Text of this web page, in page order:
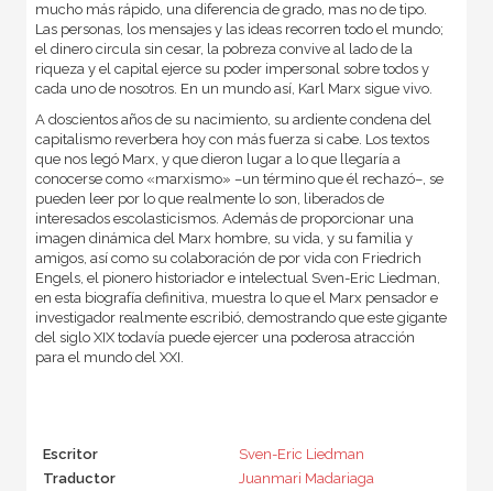
mucho más rápido, una diferencia de grado, mas no de tipo.
Las personas, los mensajes y las ideas recorren todo el mundo;
el dinero circula sin cesar, la pobreza convive al lado de la
riqueza y el capital ejerce su poder impersonal sobre todos y
cada uno de nosotros. En un mundo así, Karl Marx sigue vivo.
A doscientos años de su nacimiento, su ardiente condena del
capitalismo reverbera hoy con más fuerza si cabe. Los textos
que nos legó Marx, y que dieron lugar a lo que llegaría a
conocerse como «marxismo» –un término que él rechazó–, se
pueden leer por lo que realmente lo son, liberados de
interesados escolasticismos. Además de proporcionar una
imagen dinámica del Marx hombre, su vida, y su familia y
amigos, así como su colaboración de por vida con Friedrich
Engels, el pionero historiador e intelectual Sven-Eric Liedman,
en esta biografía definitiva, muestra lo que el Marx pensador e
investigador realmente escribió, demostrando que este gigante
del siglo XIX todavía puede ejercer una poderosa atracción
para el mundo del XXI.
Escritor
Sven-Eric Liedman
Traductor
Juanmari Madariaga